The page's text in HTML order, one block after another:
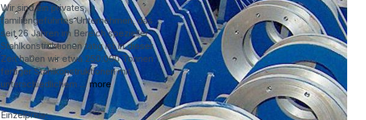
Wir sind ein privates,
familiengeführtes Unternehmen, das
seit 26 Jahren im Bereich spezieller
Stahlkonstruktionen tätig ist.In dieser
Zeit haben wir etwa 250.000 Tonnen
fertiger Stahlkonstruktionen mit
unterschiedlichem ...more
Einzelpreis: